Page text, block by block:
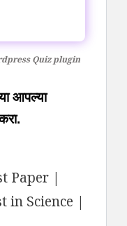
Quiz plugin
आपल्या
Paper |
in Science |